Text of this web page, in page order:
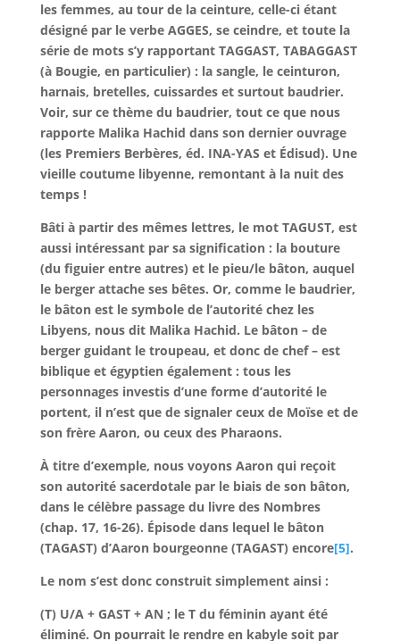
les femmes, au tour de la ceinture, celle-ci étant
désigné par le verbe AGGES, se ceindre, et toute la
série de mots s’y rapportant TAGGAST, TABAGGAST
(à Bougie, en particulier) : la sangle, le ceinturon,
harnais, bretelles, cuissardes et surtout baudrier.
Voir, sur ce thème du baudrier, tout ce que nous
rapporte Malika Hachid dans son dernier ouvrage
(les Premiers Berbères, éd. INA-YAS et Édisud). Une
vieille coutume libyenne, remontant à la nuit des
temps !
Bâti à partir des mêmes lettres, le mot TAGUST, est
aussi intéressant par sa signification : la bouture
(du figuier entre autres) et le pieu/le bâton, auquel
le berger attache ses bêtes. Or, comme le baudrier,
le bâton est le symbole de l’autorité chez les
Libyens, nous dit Malika Hachid. Le bâton – de
berger guidant le troupeau, et donc de chef – est
biblique et égyptien également : tous les
personnages investis d’une forme d’autorité le
portent, il n’est que de signaler ceux de Moïse et de
son frère Aaron, ou ceux des Pharaons.
À titre d’exemple, nous voyons Aaron qui reçoit
son autorité sacerdotale par le biais de son bâton,
dans le célèbre passage du livre des Nombres
(chap. 17, 16-26). Épisode dans lequel le bâton
(TAGAST) d’Aaron bourgeonne (TAGAST) encore[5].
Le nom s’est donc construit simplement ainsi :
(T) U/A + GAST + AN ; le T du féminin ayant été
éliminé. On pourrait le rendre en kabyle soit par